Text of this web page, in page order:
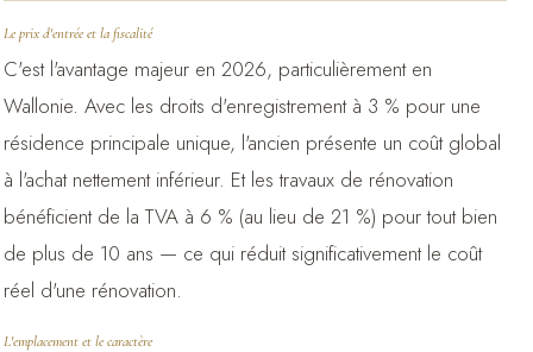
Le prix d'entrée et la fiscalité
C'est l'avantage majeur en 2026, particulièrement en
Wallonie. Avec les droits d'enregistrement à 3 % pour une
résidence principale unique, l'ancien présente un coût global
à l'achat nettement inférieur. Et les travaux de rénovation
bénéficient de la TVA à 6 % (au lieu de 21 %) pour tout bien
de plus de 10 ans — ce qui réduit significativement le coût
réel d'une rénovation.
L'emplacement et le caractère